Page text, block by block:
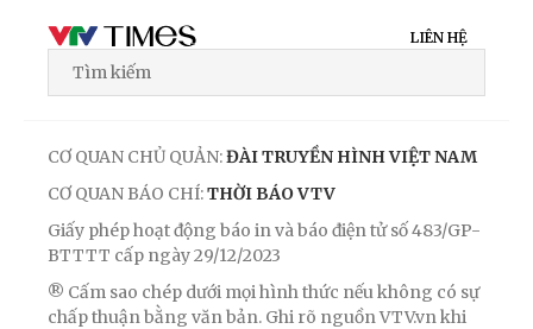
LIÊN HỆ
CƠ QUAN CHỦ QUẢN:ĐÀI TRUYỀN HÌNH VIỆT NAM
CƠ QUAN BÁO CHÍ:THỜI BÁO VTV
Giấy phép hoạt động báo in và báo điện tử số 483/GP-
BTTTT cấp ngày 29/12/2023
® Cấm sao chép dưới mọi hình thức nếu không có sự
chấp thuận bằng văn bản. Ghi rõ nguồn VTV.vn khi